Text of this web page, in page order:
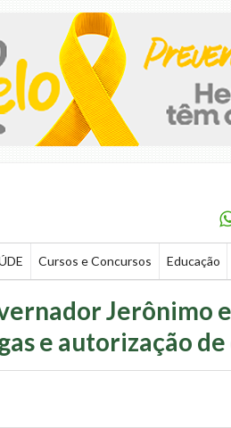
Cursos e Concursos Educação
Jerônimo
e autorização de